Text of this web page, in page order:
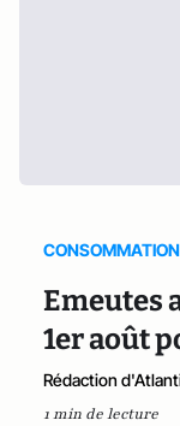
CONSOMMATION
Emeutes
1er août
Rédaction
1 min de lecture